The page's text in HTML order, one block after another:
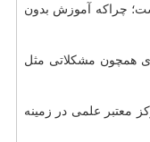
چراكه آموزش بدون
همچون مشكلاتی مثل
معتبر علمی در زمینه